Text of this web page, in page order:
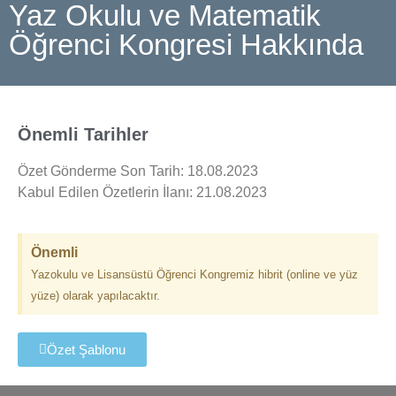
Yaz Okulu ve Matematik
Öğrenci Kongresi Hakkında
Önemli Tarihler
Özet Gönderme Son Tarih: 18.08.2023
Kabul Edilen Özetlerin İlanı: 21.08.2023
Önemli
Yazokulu ve Lisansüstü Öğrenci Kongremiz hibrit (online ve yüz
yüze) olarak yapılacaktır.
Özet Şablonu